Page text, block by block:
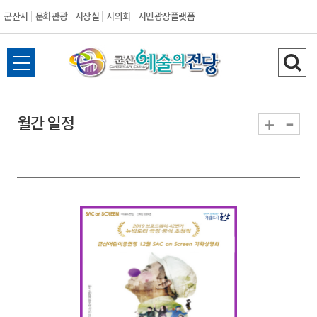
군산시 문화관광 시장실 시의회 시민광장플랫폼
군
산
전
체
뉴
열
검
색
기
월간 일정 + -